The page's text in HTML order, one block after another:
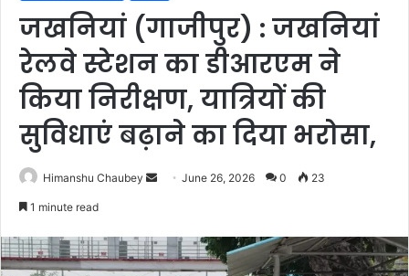
जखनियां (गाजीपुर) : जखनियां
रेलवे स्टेशन का डीआरएम ने
किया निरीक्षण, यात्रियों की
सुविधाएं बढ़ाने का दिया भरोसा,
Himanshu Chaubey June 26, 2026 0 23
1 minute read